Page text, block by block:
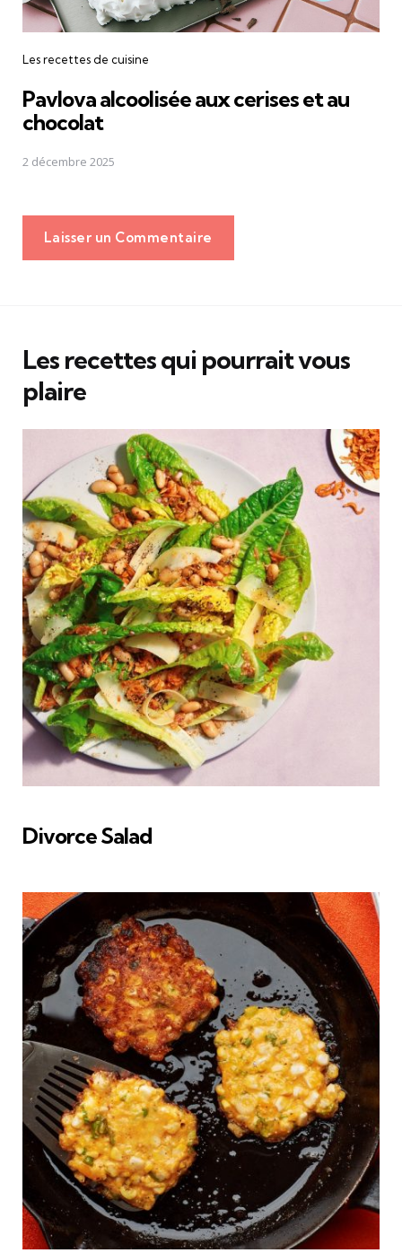
Les recettes de cuisine
Pavlova alcoolisée aux cerises et au
chocolat
2 décembre 2025
Laisser un Commentaire
Les recettes qui pourrait vous
plaire
Divorce Salad